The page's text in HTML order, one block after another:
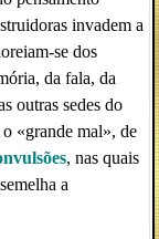
invadem a
se dos
da fala, da
outras sedes do
«grande mal», de
, nas quais
a